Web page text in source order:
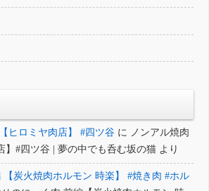
ヒロミヤ肉店】 #四ツ谷 に
ノンアル焼肉
】#四ツ谷 | 夢の中でも呑む坂の猫 より
炭火焼肉ホルモン 時楽】 #焼き肉 #ホル